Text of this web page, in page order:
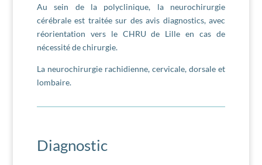
Au sein de la polyclinique, la neurochirurgie
cérébrale est traitée sur des avis diagnostics, avec
réorientation vers le CHRU de Lille en cas de
nécessité de chirurgie.
La neurochirurgie rachidienne, cervicale, dorsale et
lombaire.
Diagnostic